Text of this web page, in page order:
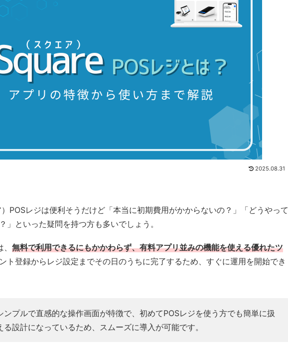
2025.08.31
POSレジは便利そうだけど「本当に初期費用がかからないの？」「どうやって
」といった疑問を持つ方も多いでしょう。
、無料で利用できるにもかかわらず、有料アプリ並みの機能を使える優れたツ
ト登録からレジ設定までその日のうちに完了するため、すぐに運用を開始でき
ンプルで直感的な操作画面が特徴で、初めてPOSレジを使う方でも簡単に扱
る設計になっているため、スムーズに導入が可能です。